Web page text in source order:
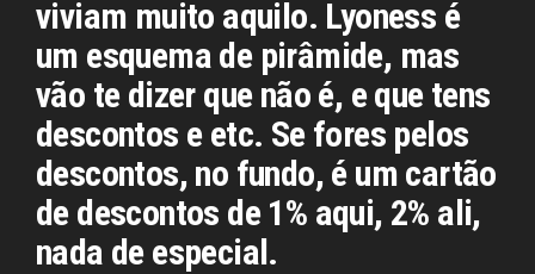
viviam muito aquilo. Lyoness é
um esquema de pirâmide, mas
vão te dizer que não é, e que tens
descontos e etc. Se fores pelos
descontos, no fundo, é um cartão
de descontos de 1% aqui, 2% ali,
nada de especial.